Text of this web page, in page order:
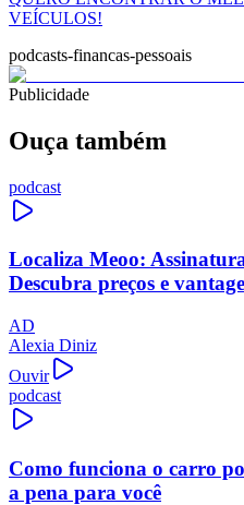
VEÍCULOS!
podcasts-financas-pessoais
Publicidade
Ouça também
podcast
Localiza Meoo:
Descubra preços e
AD
Alexia Diniz
Ouvir
podcast
Como funciona o carro
a pena para você